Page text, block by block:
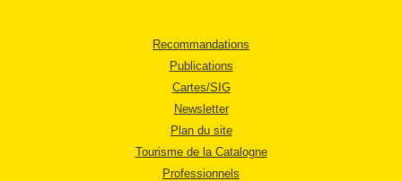
Recommandations
Publications
Cartes/SIG
Newsletter
Plan du site
Tourisme de la Catalogne
Professionnels